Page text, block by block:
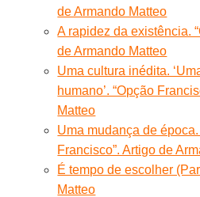
de Armando Matteo
A rapidez da existência.
de Armando Matteo
Uma cultura inédita.
humano’. “Opção
Matteo
Uma mudança de
Francisco”. Artigo de
É tempo de escolher
Matteo